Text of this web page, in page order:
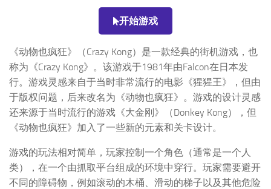
开始游戏
《动物也疯狂》（Crazy Kong）是一款经典的街机游戏，也
称为《Crazy Kong》。该游戏于1981年由Falcon在日本发
行。游戏灵感来自于当时非常流行的电影《猩猩王》，但由
于版权问题，后来改名为《动物也疯狂》。游戏的设计灵感
还来源于当时流行的游戏《大金刚》（Donkey Kong），但
《动物也疯狂》加入了一些新的元素和关卡设计。
游戏的玩法相对简单，玩家控制一个角色（通常是一个人
类），在一个由抓取平台组成的环境中穿行。玩家需要避开
不同的障碍物，例如滚动的木桶、滑动的梯子以及其他危险